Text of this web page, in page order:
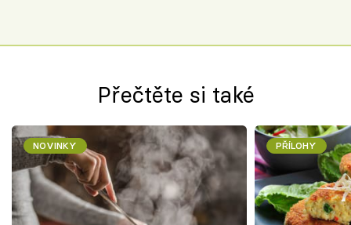
Přečtěte si také
NOVINKY PŘÍLOHY